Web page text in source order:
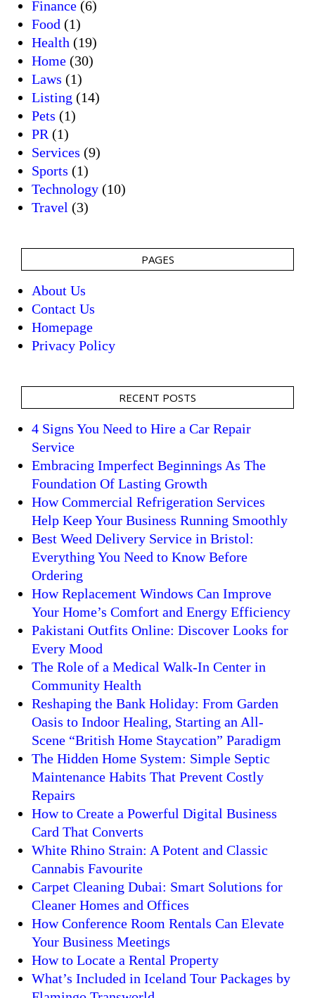
Finance (6)
Food (1)
Health (19)
Home (30)
Laws (1)
Listing (14)
Pets (1)
PR (1)
Services (9)
Sports (1)
Technology (10)
Travel (3)
PAGES
About Us
Contact Us
Homepage
Privacy Policy
RECENT POSTS
4 Signs You Need to Hire a Car Repair
Service
Embracing Imperfect Beginnings As The
Foundation Of Lasting Growth
How Commercial Refrigeration Services
Help Keep Your Business Running Smoothly
Best Weed Delivery Service in Bristol:
Everything You Need to Know Before
Ordering
How Replacement Windows Can Improve
Your Home’s Comfort and Energy Efficiency
Pakistani Outfits Online: Discover Looks for
Every Mood
The Role of a Medical Walk-In Center in
Community Health
Reshaping the Bank Holiday: From Garden
Oasis to Indoor Healing, Starting an All-
Scene “British Home Staycation” Paradigm
The Hidden Home System: Simple Septic
Maintenance Habits That Prevent Costly
Repairs
How to Create a Powerful Digital Business
Card That Converts
White Rhino Strain: A Potent and Classic
Cannabis Favourite
Carpet Cleaning Dubai: Smart Solutions for
Cleaner Homes and Offices
How Conference Room Rentals Can Elevate
Your Business Meetings
How to Locate a Rental Property
What’s Included in Iceland Tour Packages by